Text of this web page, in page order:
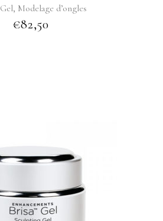
Gel, Modelage d’ongles
€82,50